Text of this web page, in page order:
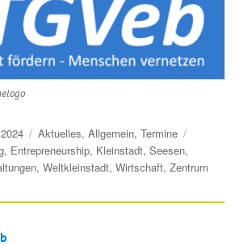
Kategorien
Aktuelles,Allgemein,Termine
, Entrepreneurship, Kleinstadt,Seesen,
,Weltkleinstadt,Wirtschaft,Zentrum